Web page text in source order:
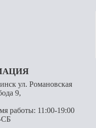
ул. Романовская
9,
работы: 11:00-19:00